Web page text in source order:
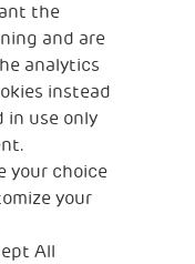
the
and are
analytics
instead
in use only
your choice
your
All